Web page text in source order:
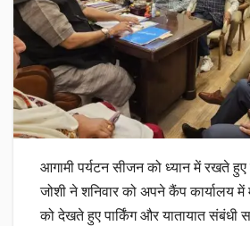
आगामी पर्यटन सीजन को ध्यान में रखते
जोशी ने शनिवार को अपने कैंप कार्यालय में
को देखते हुए पार्किंग और यातायात संबंधी